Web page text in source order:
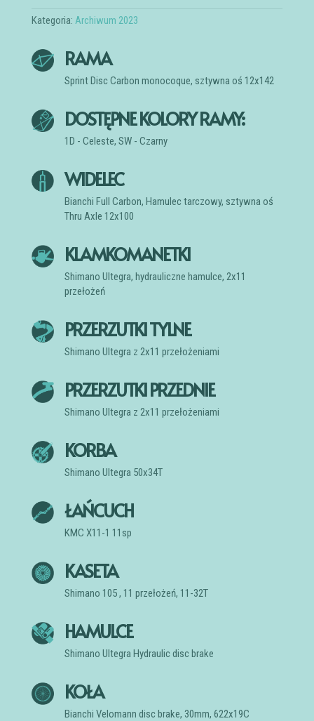
Kategoria: Archiwum 2023
RAMA
Sprint Disc Carbon monocoque, sztywna oś 12x142
DOSTĘPNE KOLORY RAMY:
1D - Celeste, SW - Czarny
WIDELEC
Bianchi Full Carbon, Hamulec tarczowy, sztywna oś
Thru Axle 12x100
KLAMKOMANETKI
Shimano Ultegra, hydrauliczne hamulce, 2x11
przełożeń
PRZERZUTKI TYLNE
Shimano Ultegra z 2x11 przełożeniami
PRZERZUTKI PRZEDNIE
Shimano Ultegra z 2x11 przełożeniami
KORBA
Shimano Ultegra 50x34T
ŁAŃCUCH
KMC X11-1 11sp
KASETA
Shimano 105 , 11 przełożeń, 11-32T
HAMULCE
Shimano Ultegra Hydraulic disc brake
KOŁA
Bianchi Velomann disc brake, 30mm, 622x19C